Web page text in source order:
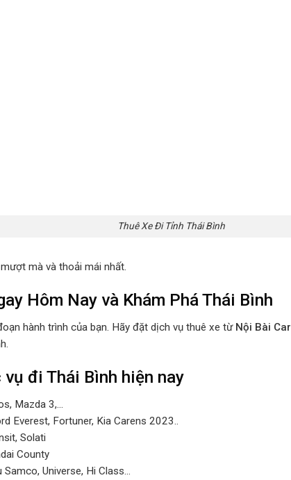
Thuê Xe Đi Tỉnh Thái Bình
mà và thoải mái nhất.
Hôm Nay và Khám Phá Thái Bình
hành trình của bạn. Hãy đặt dịch vụ thuê xe từ Nội Bài Car
đi Thái Bình hiện nay
Mazda 3,…
Everest, Fortuner, Kia Carens 2023..
Solati
County
Universe, Hi Class…